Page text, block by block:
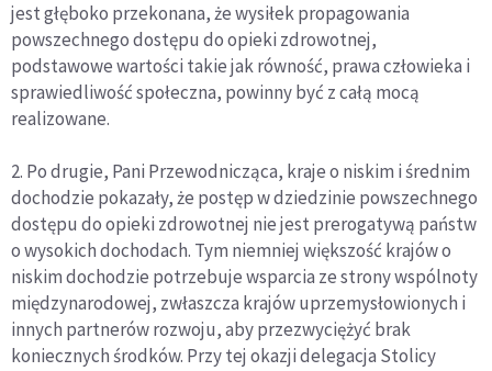
jest głęboko przekonana, że wysiłek propagowania
powszechnego dostępu do opieki zdrowotnej,
podstawowe wartości takie jak równość, prawa człowieka i
sprawiedliwość społeczna, powinny być z całą mocą
realizowane.
2. Po drugie, Pani Przewodnicząca, kraje o niskim i średnim
dochodzie pokazały, że postęp w dziedzinie powszechnego
dostępu do opieki zdrowotnej nie jest prerogatywą państw
o wysokich dochodach. Tym niemniej większość krajów o
niskim dochodzie potrzebuje wsparcia ze strony wspólnoty
międzynarodowej, zwłaszcza krajów uprzemysłowionych i
innych partnerów rozwoju, aby przezwyciężyć brak
koniecznych środków. Przy tej okazji delegacja Stolicy